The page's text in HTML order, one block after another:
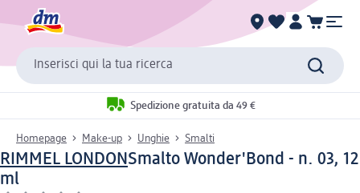
Inserisci qui la tua ricerca
Spedizione gratuita da 49 €
Homepage Make-up Unghie Smalti
RIMMEL LONDONSmalto Wonder'Bond - n. 03, 12
ml